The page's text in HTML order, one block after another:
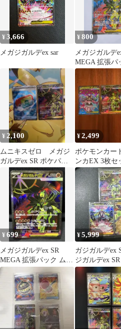
¥3,666
メガジガルデex sar
¥800
メガジガルデ
MEGA 拡張パ
キスゼロ キラ
¥2,100
ムニキスゼロ メガジ
ガルデex SR ポケパッ
ト SRセット売り
¥2,499
ポケモンカー
ンカEX 3枚セ
¥699
メガジガルデex SR
MEGA 拡張パック ムニ
キスゼロ キラ 097/080
¥5,999
ガジガルデex
ジガルデex
め売り